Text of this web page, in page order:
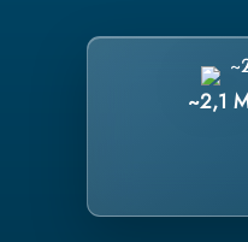
~2,1